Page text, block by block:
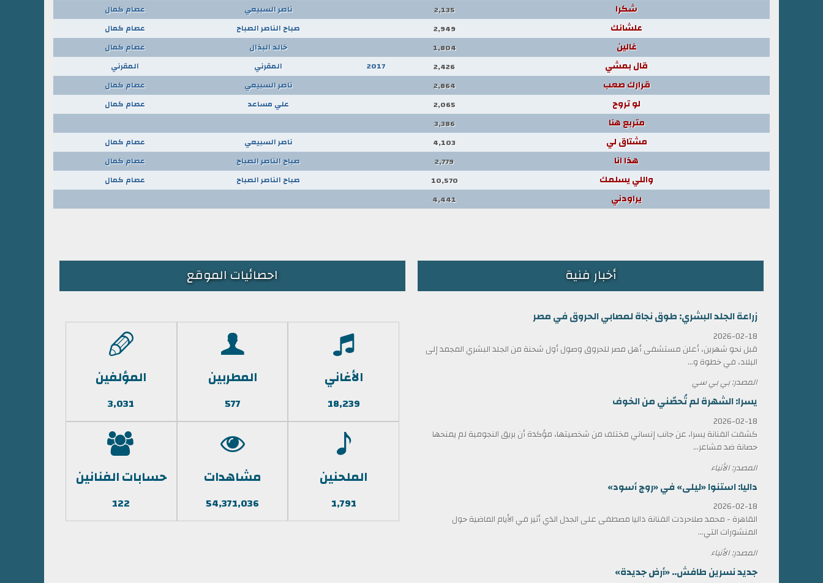
شكرا 2,135 ناصر السبيعي عصام كمال
علشانك 2,949 صباح الناصر الصباح عصام كمال
غالين 1,804 خالد البذال عصام كمال
قال بمشي 2,426
2017 المقرني المقرني
قرارك صعب 2,864 ناصر السبيعي عصام كمال
لو تروح 2,065 علي مساعد عصام كمال
متربع هنا 3,386
مشتاق لي 4,103 ناصر السبيعي عصام كمال
هذا انا 2,779 صباح الناصر الصباح عصام كمال
واللي يسلمك 10,570 صباح الناصر الصباح عصام كمال
يراودني 4,441
أخبار فنية
زراعة الجلد البشري: طوق نجاة لمصابي الحروق في مصر
2026-02-18
قبل نحو شهرين، أعلن مستشفى أهل مصر للحروق وصول أول شحنة من الجلد البشري المجمد إلى
البلاد، في خطوة و...
المصدر: بي بي سي
يسرا: الشهرة لم تُحصّني من الخوف
2026-02-18
كشفت الفنانة يسرا، عن جانب إنساني مختلف من شخصيتها، مؤكدة أن بريق النجومية لم يمنحها
حصانة ضد مشاعر...
المصدر: الأنباء
داليا: استنوا «ليلى» في «روج أسود»
2026-02-18
القاهرة - محمد صلاحردت الفنانة داليا مصطفى على الجدل الذي أثير في الأيام الماضية حول
المنشورات التي...
المصدر: الأنباء
جديد نسرين طافش.. «أرض جديدة»
احصائيات الموقع
الأغاني
18,239
المطربين
577
المؤلفين
3,031
الملحنين
1,791
مشاهدات
54,371,036
حسابات الفنانين
122